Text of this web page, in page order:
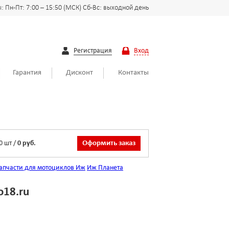
Пн-Пт: 7:00 – 15:50 (МСК) Сб-Вс: выходной день
Регистрация Вход
Гарантия Дисконт Контакты
шт / 0 руб. Оформить заказ
для мотоциклов Иж Иж Планета